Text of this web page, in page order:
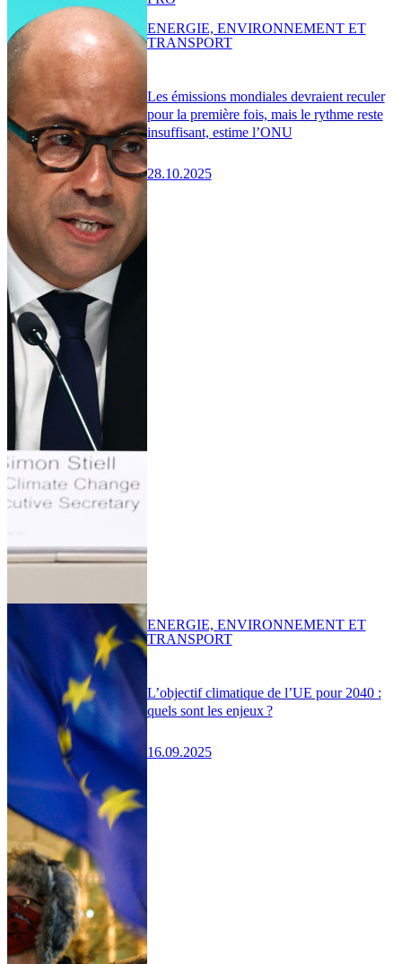
Les émissions mondiales devraient reculer
pour la première fois, mais le rythme reste
insuffisant, estime l’ONU
28.10.2025
ENERGIE, ENVIRONNEMENT ET
TRANSPORT
L’objectif climatique de l’UE pour 2040 :
quels sont les enjeux ?
16.09.2025
ENERGIE, ENVIRONNEMENT ET
TRANSPORT